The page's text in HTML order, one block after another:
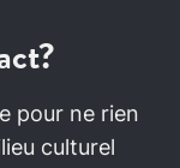
pour ne rien
culturel